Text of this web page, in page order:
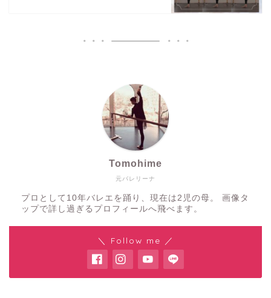
元バレリーナ
Tomohime
プロとして10年バレエを踊り、現在は2児の母。 画像タ
ップで詳し過ぎるプロフィールへ飛べます。
＼ Follow me ／